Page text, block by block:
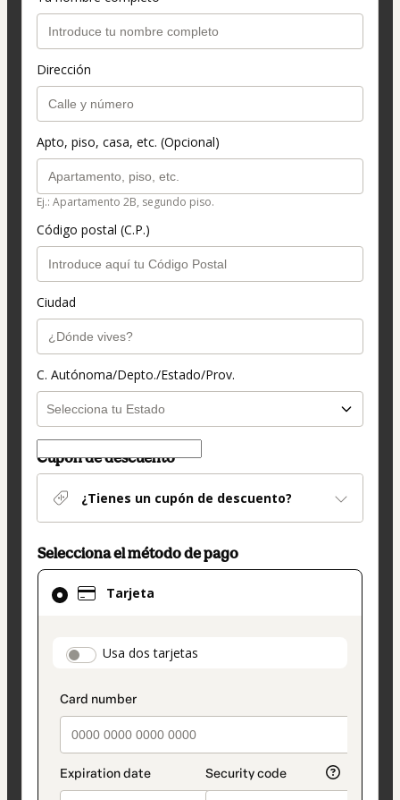
Dirección
Apto, piso, casa, etc. (Opcional)
Ej.: Apartamento 2B, segundo piso.
Código postal (C.P.)
Ciudad
C. Autónoma/Depto./Estado/Prov.
Cupón de descuento
¿Tienes un cupón de descuento?
Selecciona el método de pago
Tarjeta
payment_data.section_title_v2
Usa dos tarjetas
El
método
seleccionado
Tarjeta